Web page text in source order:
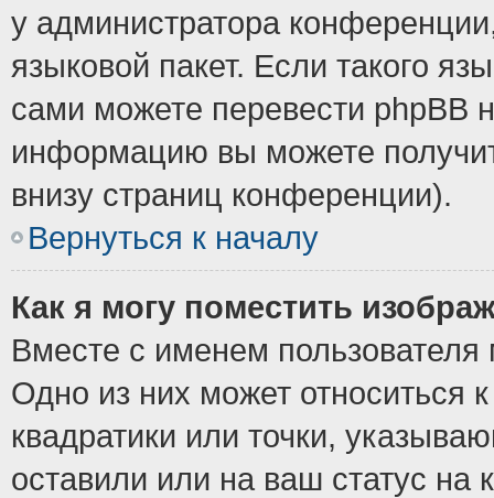
у администратора
языковой пакет. Если такого
сами можете перевести phpBB
информацию вы можете
внизу страниц конференции).
Вернуться к началу
Как я могу поместить
Вместе с именем пользователя
Одно из них может относиться
квадратики или точки,
оставили или на ваш статус